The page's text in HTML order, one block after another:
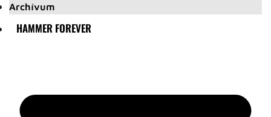
Archívum
HAMMER FOREVER